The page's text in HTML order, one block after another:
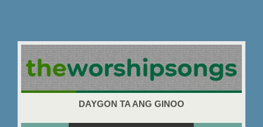
DAYGON TA ANG GINOO